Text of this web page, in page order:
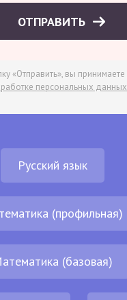
ОТПРАВИТЬ
«Отправить», вы принимаете
персональных данных
Русский язык
(профильная)
(базовая)